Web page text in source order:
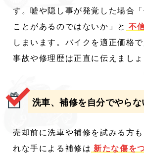
す。嘘や隠し事が発覚した場合
ことがあるのではないか」と
不
しまいます。バイクを適正価格
事故や修理歴は正直に伝えましょ
洗車、補修を自分でやらな
売却前に洗車や補修を試みる方
れな手による補修は 新たな傷を